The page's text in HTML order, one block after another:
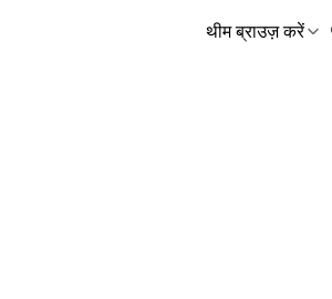
थीम ब्राउज़ करें